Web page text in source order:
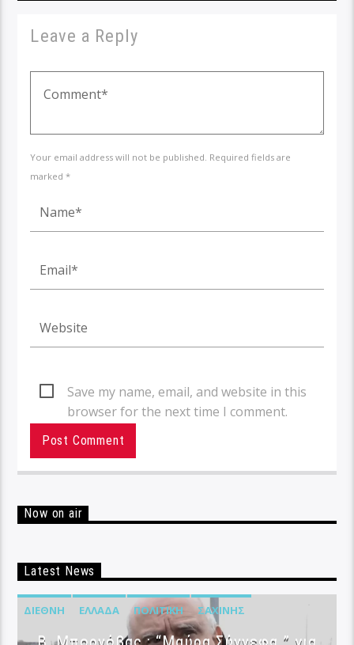
Leave a Reply
Your email address will not be published. Required fields are
marked *
Save my name, email, and website in this
browser for the next time I comment.
Now on air
Latest News
ΔΙΕΘΝΉ ΕΛΛΆΔΑ ΠΟΛΙΤΙΚΉ ΣΑΧΊΝΗΣ